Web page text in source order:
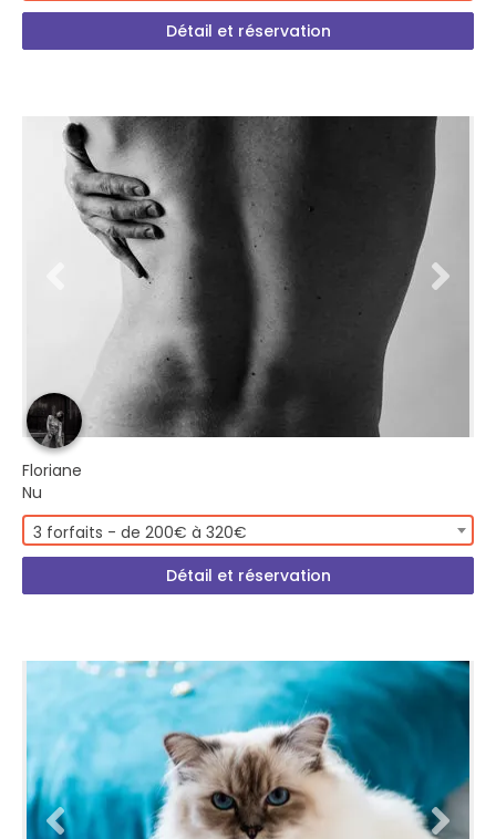
Détail et réservation
Floriane
Nu
3 forfaits - de 200€ à 320€
Détail et réservation